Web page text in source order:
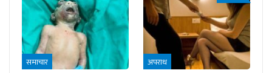
समाचार अपराध